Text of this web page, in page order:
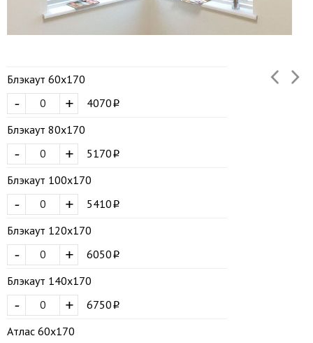
Блэкаут 60х170
+
-
4070
Блэкаут 80х170
+
-
5170
Блэкаут 100х170
+
-
5410
Блэкаут 120х170
+
-
6050
Блэкаут 140х170
+
-
6750
Атлас 60х170